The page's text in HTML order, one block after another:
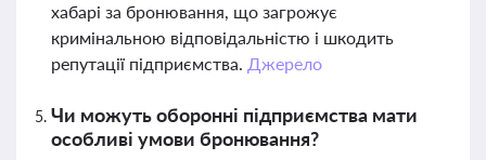
хабарі за бронювання, що загрожує
кримінальною відповідальністю і шкодить
репутації підприємства. Джерело
Чи можуть оборонні підприємства мати
особливі умови бронювання?